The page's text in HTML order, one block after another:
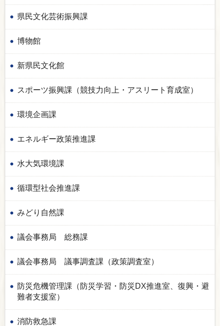
県民文化芸術振興課
博物館
新県民文化館
スポーツ振興課（競技力向上・アスリート育成室）
環境企画課
エネルギー政策推進課
水大気環境課
循環型社会推進課
みどり自然課
議会事務局 総務課
議会事務局 議事調査課（政策調査室）
防災危機管理課（防災学習・防災DX推進室、復興・避
難者支援室）
消防救急課